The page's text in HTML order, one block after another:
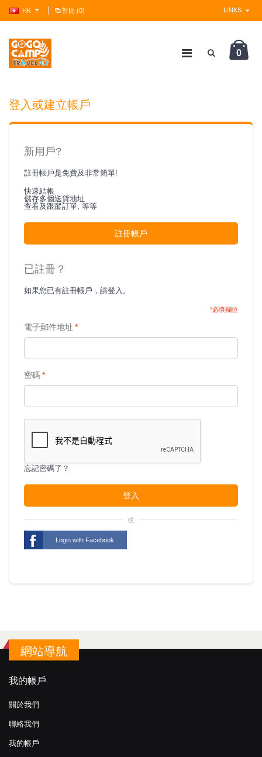
HK 對比 (0) LINKS
0
登入或建立帳戶
新用戶?
註冊帳戶是免費及非常簡單!
快速結帳
儲存多個送貨地址
查看及跟蹤訂單, 等等
註冊帳戶
已註冊？
如果您已有註冊帳戶，請登入。
*必填欄位
*
電子郵件地址
*
密碼
忘記密碼了？
登入
或
Login with Facebook
網站導航
我的帳戶
關於我們
聯絡我們
我的帳戶